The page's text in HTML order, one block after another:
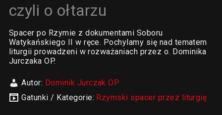
czyli o ołtarzu
Spacer po Rzymie z dokumentami Soboru
Watykańskiego II w ręce. Pochylamy się nad tematem
liturgii prowadzeni w rozważaniach przez o. Dominika
Jurczaka OP.
Autor: Dominik Jurczak OP
Gatunki / Kategorie: Rzymski spacer przez liturgię